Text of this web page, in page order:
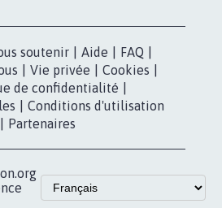
soutenir Aide FAQ
Vie privée Cookies
de confidentialité
Conditions d'utilisation
Partenaires